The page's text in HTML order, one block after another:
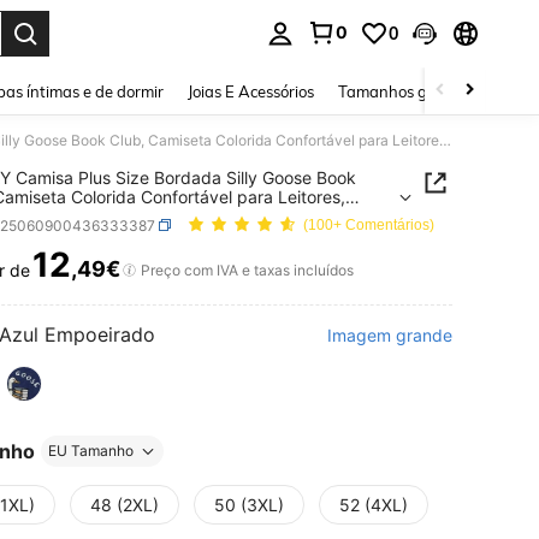
0 0
íntimas e de dormir Joias E Acessórios Tamanhos grandes
INAWLY Camisa Plus Size Bordada Silly Goose Book Club, Camiseta Colorida Confortável para Leitores, Presente para Amantes de Livros, Camiseta Feminina Bordada com Gola Redonda
Camisa Plus Size Bordada Silly Goose Book
Colorida Confortável para Leitores,
para Amantes de Livros, Camiseta Feminina
com Gola Redonda
(100+ Comentários)
AND AVAILABILITY
de12,49€ Preço com IVA e taxas incluídos
Azul Empoeirado Imagem grande
EU Tamanho
48 (2XL) 50 (3XL) 52 (4XL)